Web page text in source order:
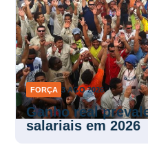
FORÇA 3 AGO 2026
Ganho real
salariais em 2026